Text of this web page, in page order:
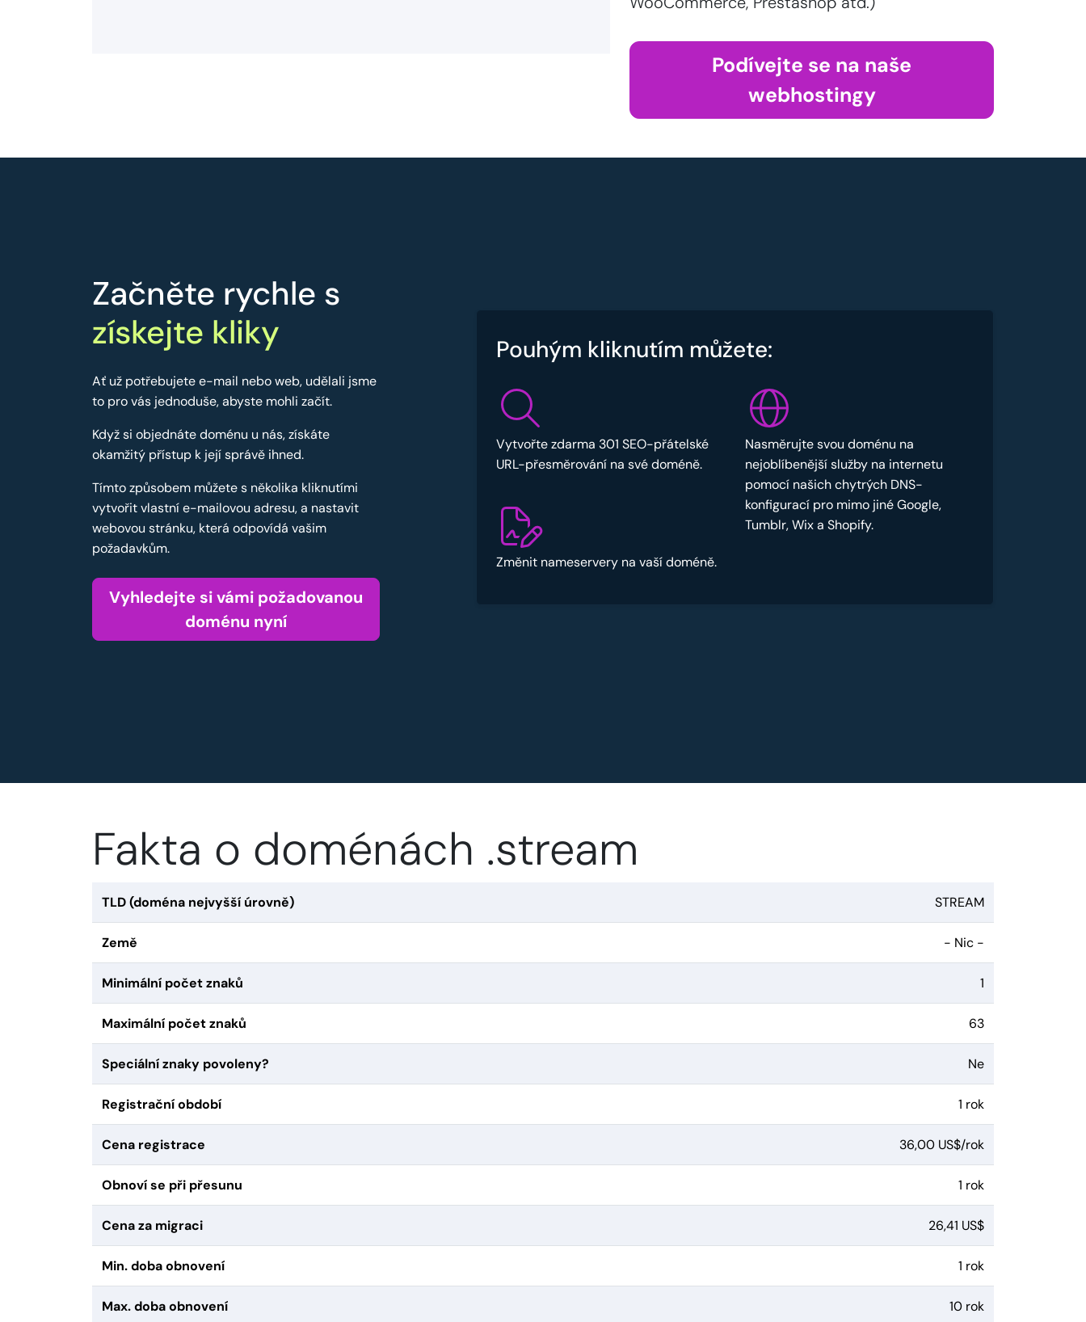
Podívejte se na naše
webhostingy
Začněte rychle s
získejte kliky
Ať už potřebujete e-mail nebo web, udělali jsme
to pro vás jednoduše, abyste mohli začít.
Když si objednáte doménu u nás, získáte
okamžitý přístup k její správě ihned.
Tímto způsobem můžete s několika kliknutími
vytvořit vlastní e-mailovou adresu, a nastavit
webovou stránku, která odpovídá vašim
požadavkům.
Vyhledejte si vámi požadovanou
doménu nyní
Pouhým kliknutím můžete:
Vytvořte zdarma 301 SEO-přátelské
URL-přesměrování na své doméně.
Změnit nameservery na vaší doméně.
Nasměrujte svou doménu na
nejoblíbenější služby na internetu
pomocí našich chytrých DNS-
konfigurací pro mimo jiné Google,
Tumblr, Wix a Shopify.
Fakta o doménách .stream
TLD (doména nejvyšší úrovně) STREAM
Země - Nic -
Minimální počet znaků 1
Maximální počet znaků 63
Speciální znaky povoleny? Ne
Registrační období 1 rok
Cena registrace 36,00 US$/rok
Obnoví se při přesunu 1 rok
Cena za migraci 26,41 US$
Min. doba obnovení 1 rok
Max. doba obnovení 10 rok